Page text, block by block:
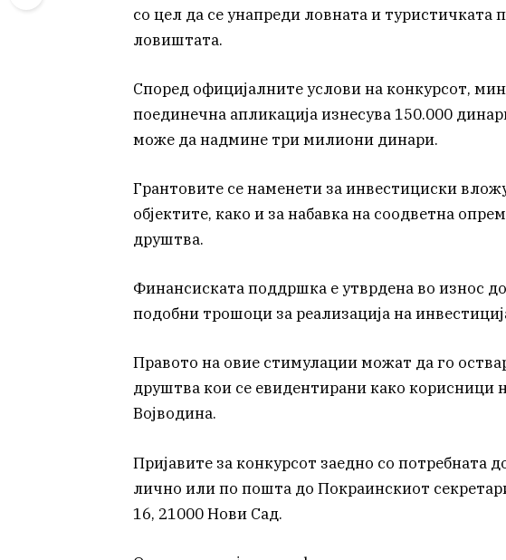
со цел да се унапреди ловната и туристичката
ловиштата.
Според официјалните услови на конкурсот,
поединечна апликација изнесува 150.000
може да надмине три милиони динари.
Грантовите се наменети за инвестициски
објектите, како и за набавка на соодветна
друштва.
Финансиската поддршка е утврдена во износ
подобни трошоци за реализација на
Правото на овие стимулации можат да го
друштва кои се евидентирани како корисници
Војводина.
Пријавите за конкурсот заедно со потребната
лично или по пошта до Покраинскиот
16, 21000 Нови Сад.